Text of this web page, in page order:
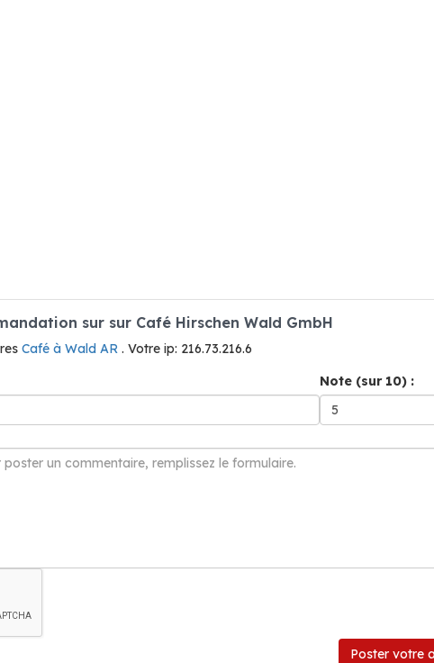
sur sur Café Hirschen Wald GmbH
Café à Wald AR . Votre ip: 216.73.216.6
Note (sur 10) :
Poster votre